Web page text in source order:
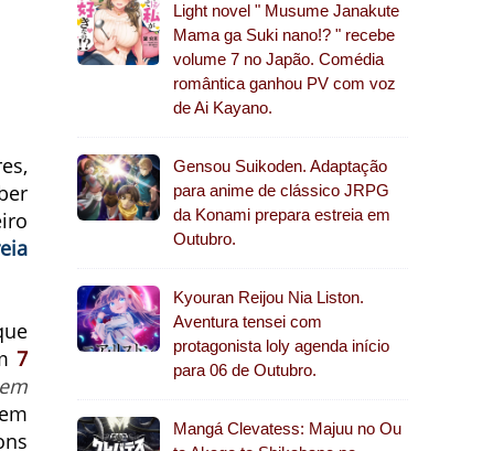
7
Light novel " Musume Janakute
Mama ga Suki nano!? " recebe
volume 7 no Japão. Comédia
romântica ganhou PV com voz
de Ai Kayano.
Gensou Suikoden. Adaptação
para anime de clássico JRPG
da Konami prepara estreia em
Outubro.
Kyouran Reijou Nia Liston.
Aventura tensei com
protagonista loly agenda início
para 06 de Outubro.
Mangá Clevatess: Majuu no Ou